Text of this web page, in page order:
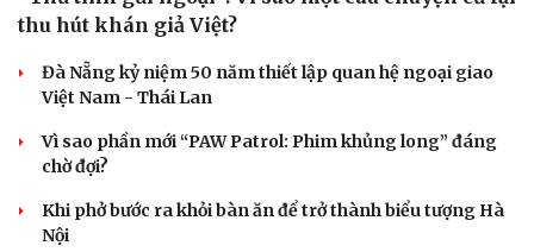
Thông tin doanh nghiệp
Doanh nghiệp 24h
Doanh nhân
Vì cộng đồng
Sành điệu
Trải nghiệm
thu hút khán giả Việt?
Đà Nẵng kỷ niệm 50 năm thiết lập quan hệ ngoại giao
Việt Nam - Thái Lan
Vì sao phần mới “PAW Patrol: Phim khủng long” đáng
chờ đợi?
Khi phở bước ra khỏi bàn ăn để trở thành biểu tượng Hà
Nội